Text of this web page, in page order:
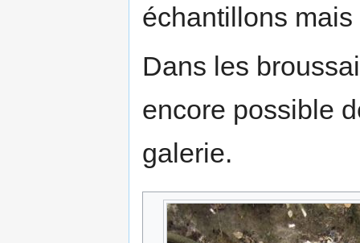
échantillons
Dans les
encore possible
galerie.